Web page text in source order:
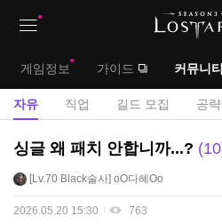
대
메
뉴
게임정보 가이드 커뮤니티
서
자유 직업 길드 모집 공략
자
게
싱글 왜 패치 안합니까...? 10
Lv.70 Black술사 oO다혜Oo
2026.05.20 15:30 763